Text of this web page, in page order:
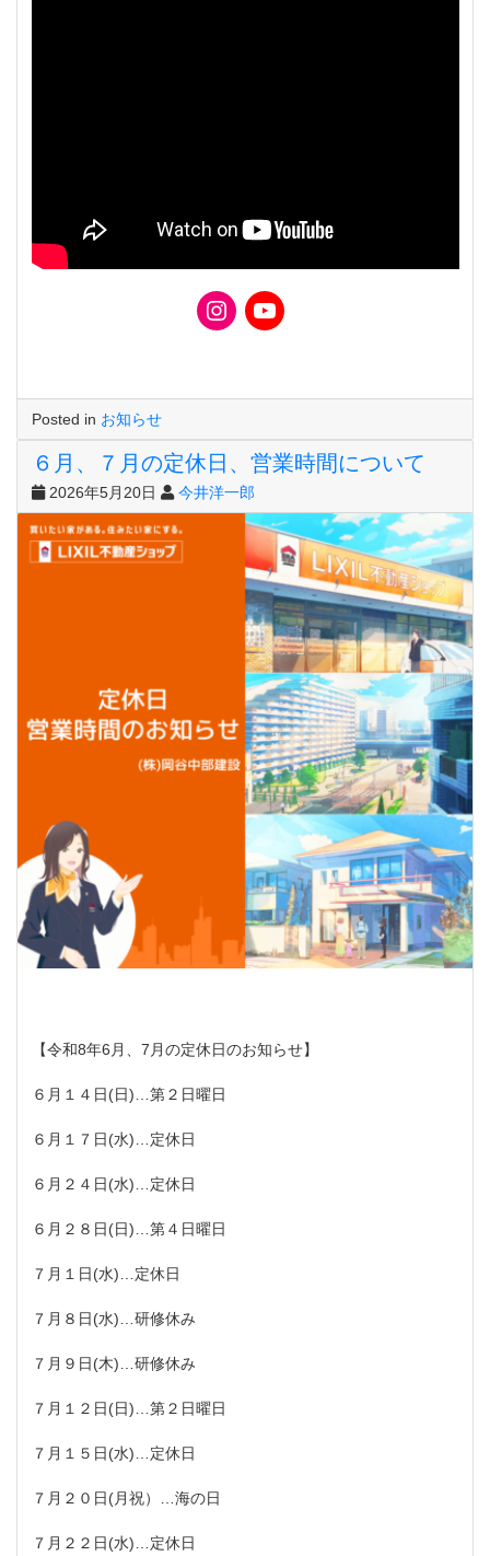
Posted in お知らせ
６月、７月の定休日、営業時間について
2026年5月20日 今井洋一郎
【令和8年6月、7月の定休日のお知らせ】
６月１４日(日)…第２日曜日
６月１７日(水)…定休日
６月２４日(水)…定休日
６月２８日(日)…第４日曜日
７月１日(水)…定休日
７月８日(水)…研修休み
７月９日(木)…研修休み
７月１２日(日)…第２日曜日
７月１５日(水)…定休日
７月２０日(月祝）…海の日
７月２２日(水)…定休日